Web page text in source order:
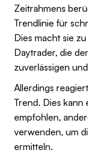
Zeitrahmens
Trendlinie für
Dies macht sie
Daytrader, die
zuverlässigen
Allerdings
Trend. Dies kann
empfohlen,
verwenden, um
ermitteln.